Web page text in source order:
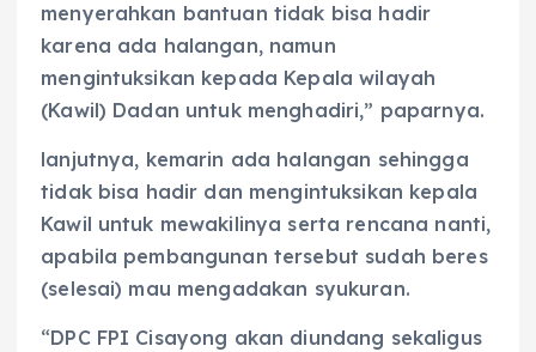
menyerahkan bantuan tidak bisa hadir
karena ada halangan, namun
mengintuksikan kepada Kepala wilayah
(Kawil) Dadan untuk menghadiri,” paparnya.
lanjutnya, kemarin ada halangan sehingga
tidak bisa hadir dan mengintuksikan kepala
Kawil untuk mewakilinya serta rencana nanti,
apabila pembangunan tersebut sudah beres
(selesai) mau mengadakan syukuran.
“DPC FPI Cisayong akan diundang sekaligus